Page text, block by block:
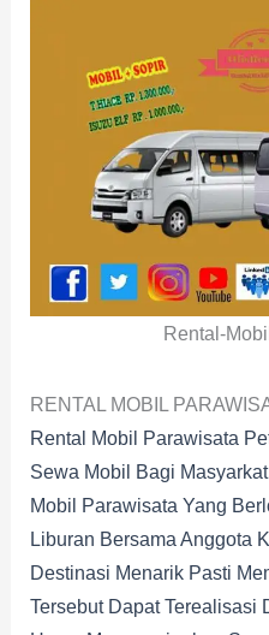
Rental-
RENTAL MOBIL
Rental Mobil Parawisata
Sewa Mobil Bagi
Mobil Parawisata Yang
Liburan Bersama Anggota
Destinasi Menarik Pasti
Tersebut Dapat Terealisasi